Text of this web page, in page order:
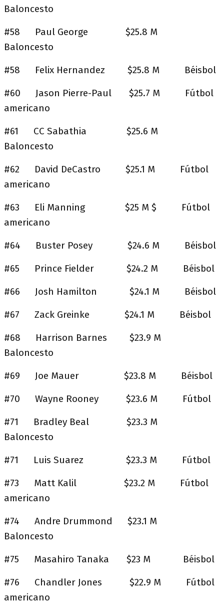
Baloncesto
#58 Paul George $25.8 M
Baloncesto
#58 Felix Hernandez $25.8 M Béisbol
#60 Jason Pierre-Paul $25.7 M Fútbol
americano
#61 CC Sabathia $25.6 M
Baloncesto
#62 David DeCastro $25.1 M Fútbol
americano
#63 Eli Manning $25 M $ Fútbol
americano
#64 Buster Posey $24.6 M Béisbol
#65 Prince Fielder $24.2 M Béisbol
#66 Josh Hamilton $24.1 M Béisbol
#67 Zack Greinke $24.1 M Béisbol
#68 Harrison Barnes $23.9 M
Baloncesto
#69 Joe Mauer $23.8 M Béisbol
#70 Wayne Rooney $23.6 M Fútbol
#71 Bradley Beal $23.3 M
Baloncesto
#71 Luis Suarez $23.3 M Fútbol
#73 Matt Kalil $23.2 M Fútbol
americano
#74 Andre Drummond $23.1 M
Baloncesto
#75 Masahiro Tanaka $23 M Béisbol
#76 Chandler Jones $22.9 M Fútbol
americano